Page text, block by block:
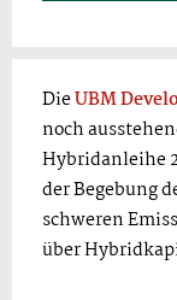
DieUBM
noch
Hybridanleihe
der Begebung
schweren
über